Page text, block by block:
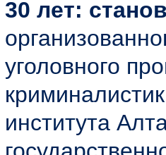
30 лет:
уголовного
института